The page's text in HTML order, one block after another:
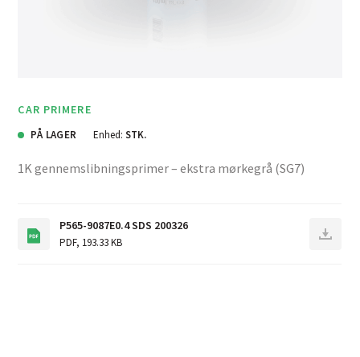
CAR PRIMERE
PÅ LAGER Enhed: STK.
1K gennemslibningsprimer – ekstra mørkegrå (SG7)
P565-9087E0.4 SDS 200326
PDF, 193.33 KB